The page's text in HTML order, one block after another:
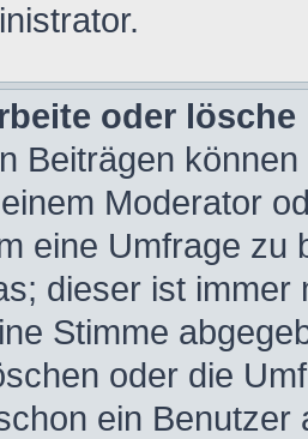
oder
Beiträgen
Moderator
eine Umfrage zu
dieser ist
Stimme
oder die
ein